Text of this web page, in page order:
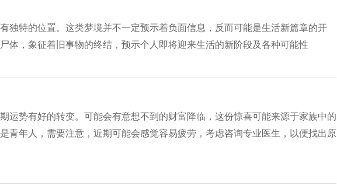
独特的位置。这类梦境并不一定预示着负面信息，反而可能是生活新篇章的开
体，象征着旧事物的终结，预示个人即将迎来生活的新阶段及各种可能性
运势有好的转变。可能会有意想不到的财富降临，这份惊喜可能来源于家族中的
青年人，需要注意，近期可能会感觉容易疲劳，考虑咨询专业医生，以便找出原